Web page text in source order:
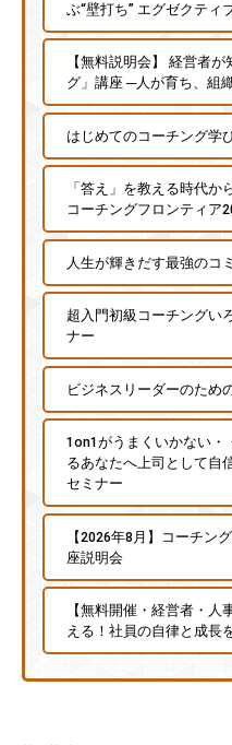
ぶ“壁打ち” エグゼクティ
【無料説明会】 経営者
グ」講座 ─人が育ち、組
はじめてのコーチング学
「答え」を教える時代
コーチングフロンティア
人生が輝きだす最強のコ
超入門初級コーチングい
ナー
ビジネスリーダーのため
1on1がうまくいかない・
るあなたへ上司として自
セミナー
【2026年8月】コーチン
座説明会
【無料開催・経営者・
える！社員の自律と成長